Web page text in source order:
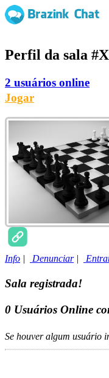
Perfil da sala
2 usuários online
Jogar
Info | Denunciar|
Sala registrada!
0 Usuários Online
Se houver algum usuário